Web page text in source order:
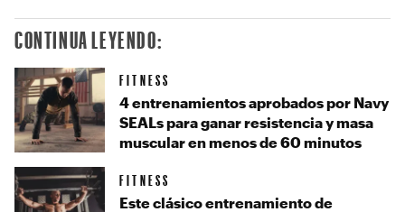
CONTINUA LEYENDO:
FITNESS
4 entrenamientos aprobados por Navy
SEALs para ganar resistencia y masa
muscular en menos de 60 minutos
FITNESS
Este clásico entrenamiento de